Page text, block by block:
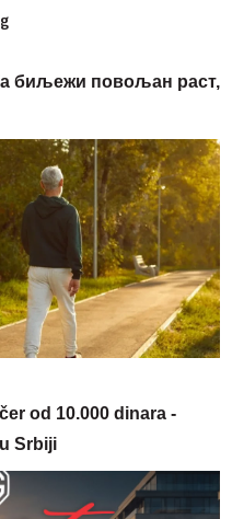
биљежи повољан раст,
od 10.000 dinara -
Srbiji